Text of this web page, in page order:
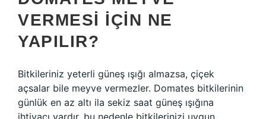
VERMESI IÇIN NE
YAPILIR?
Bitkileriniz yeterli güneş ışığı almazsa, çiçek
açsalar bile meyve vermezler. Domates bitkilerinin
günlük en az altı ila sekiz saat güneş ışığına
ihtiyacı vardır, bu nedenle bitkilerinizi uygun